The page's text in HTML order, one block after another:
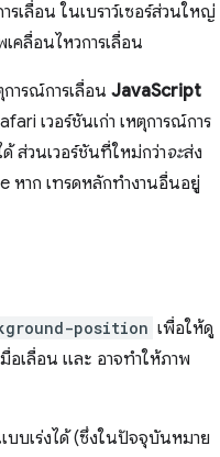
เลื่อน ในเบราว์เซอร์ส่วนใหญ่
คลื่อนไหวการเลื่อน
ารณ์การเลื่อน JavaScript
เวอร์ชันเก่า เหตุการณ์การ
ส่วนเวอร์ชันที่ใหม่กว่าจะส่ง
หาก เทรดหลักทำงานอื่นอยู่
position เพื่อให้ดู
อเลื่อน และ อาจทำให้ภาพ
บบเร่งได้ (ซึ่งในปัจจุบันหมาย